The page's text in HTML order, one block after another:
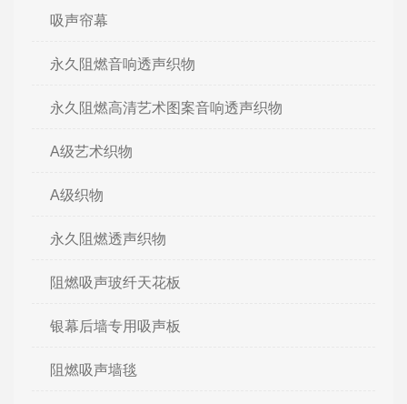
吸声帘幕
永久阻燃音响透声织物
永久阻燃高清艺术图案音响透声织物
A级艺术织物
A级织物
永久阻燃透声织物
阻燃吸声玻纤天花板
银幕后墙专用吸声板
阻燃吸声墙毯